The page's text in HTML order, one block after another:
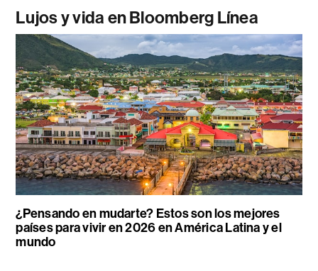
Lujos y vida en Bloomberg Línea
¿Pensando en mudarte? Estos son los mejores
países para vivir en 2026 en América Latina y el
mundo